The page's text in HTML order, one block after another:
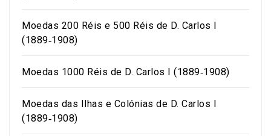
Moedas 200 Réis e 500 Réis de D. Carlos I
(1889‑1908)
Moedas 1000 Réis de D. Carlos I (1889‑1908)
Moedas das Ilhas e Colónias de D. Carlos I
(1889‑1908)